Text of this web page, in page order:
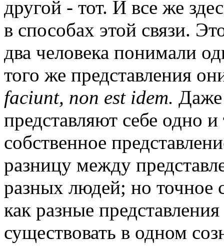
другой - тот. И все же
в способах этой связи.
два человека понимали
того же представления
faciunt, поп est idem. Даже
представляют себе одно
собственное
разницу между
разных людей; но точное
как разные
существовать в одном